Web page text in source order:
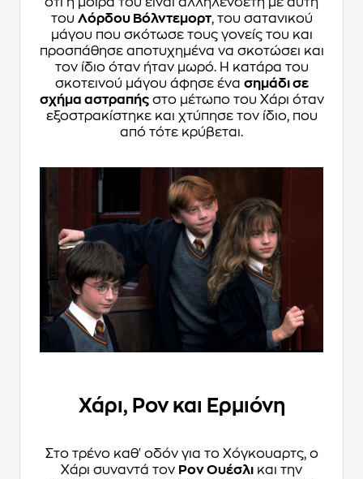
ότι η μοίρα του είναι αλληλένδετη με αυτή
του Λόρδου Βόλντεμορτ, του σατανικού
μάγου που σκότωσε τους γονείς του και
προσπάθησε αποτυχημένα να σκοτώσει και
τον ίδιο όταν ήταν μωρό. Η κατάρα του
σκοτεινού μάγου άφησε ένα σημάδι σε
σχήμα αστραπήςστο μέτωπο του Χάρι όταν
εξοστρακίστηκε και χτύπησε τον ίδιο, που
από τότε κρύβεται.
Χάρι, Ρον και Ερμιόνη
Στο τρένο καθ' οδόν για το Χόγκουαρτς, ο
Χάρι συναντά τον Ρον Ουέσλι και την